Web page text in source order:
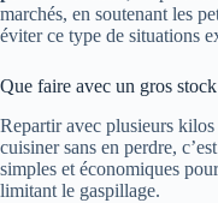
marchés, en soutenant les
éviter ce type de situations
Que faire avec un gros
Repartir avec plusieurs kilos
cuisiner sans en perdre,
simples et économiques
limitant le gaspillage.